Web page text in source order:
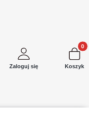
Zaloguj się Koszyk